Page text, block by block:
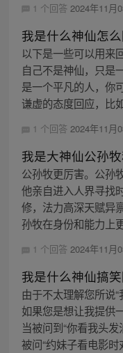
1 个回答 2024年11月
我是什么神仙怎
以下是一些可以用来
自己不是神仙，只是
是一个平凡的人，你
谦虚的态度回应，比
1 个回答 2024年11月
我是大神仙公孙
公孙牧更厉害。公孙
他亲自进入人界寻找
修，法力高深天赋异
孙牧在身份和能力上
1 个回答 2024年11月
我是什么神仙搞
由于不太理解您所说“
如果您是想让我提供
当被问到“你看我头发
被问“约妹子看电影